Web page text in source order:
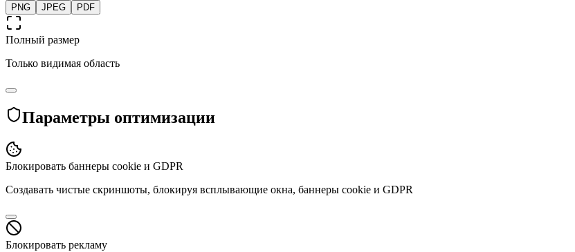
PNG JPEG PDF
Полный размер
Только видимая область
Параметры оптимизации
Блокировать баннеры cookie и GDPR
Создавать чистые скриншоты, блокируя всплывающие окна, баннеры cookie и GDPR
Блокировать рекламу